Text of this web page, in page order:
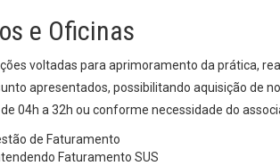
e Oficinas
voltadas para aprimoramento da prática,
apresentados, possibilitando aquisição de
04h a 32h ou conforme necessidade do
de Faturamento
Faturamento SUS